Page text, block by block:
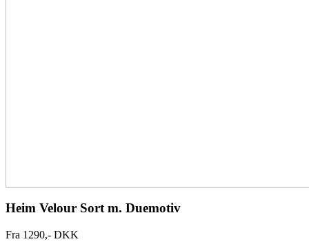
Heim Velour Sort m. Duemotiv
Fra 1290,- DKK